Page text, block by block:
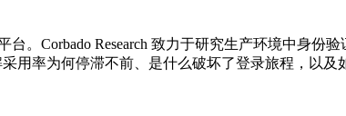
台。Corbado Research 致力于研究生产环境中身
用率为何停滞不前、是什么破坏了登录旅程，以及